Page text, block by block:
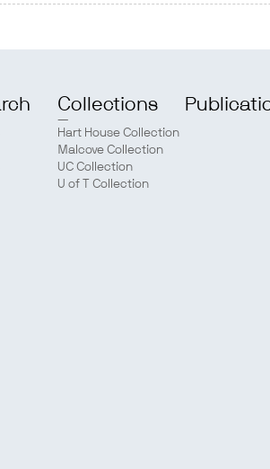
Collections
Hart House Collection
Malcove Collection
UC Collection
U of T Collection